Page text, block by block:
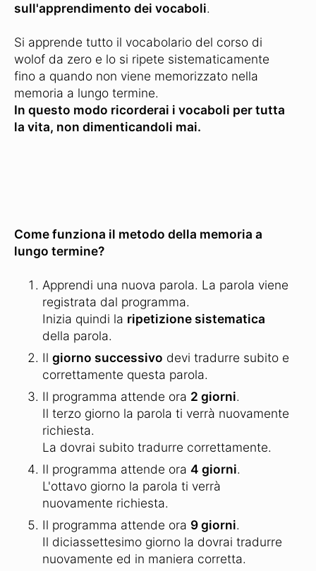
sull'apprendimento dei vocaboli.
Si apprende tutto il vocabolario del corso di
wolof da zero e lo si ripete sistematicamente
fino a quando non viene memorizzato nella
memoria a lungo termine.
In questo modo ricorderai i vocaboli per tutta
la vita, non dimenticandoli mai.
Come funziona il metodo della memoria a
lungo termine?
Apprendi una nuova parola. La parola viene
registrata dal programma.
Inizia quindi la ripetizione sistematica
della parola.
Il giorno successivo devi tradurre subito e
correttamente questa parola.
Il programma attende ora 2 giorni.
Il terzo giorno la parola ti verrà nuovamente
richiesta.
La dovrai subito tradurre correttamente.
Il programma attende ora 4 giorni.
L'ottavo giorno la parola ti verrà
nuovamente richiesta.
Il programma attende ora 9 giorni.
Il diciassettesimo giorno la dovrai tradurre
nuovamente ed in maniera corretta.